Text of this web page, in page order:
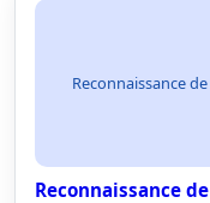
Reconnaissance
Reconnaissance